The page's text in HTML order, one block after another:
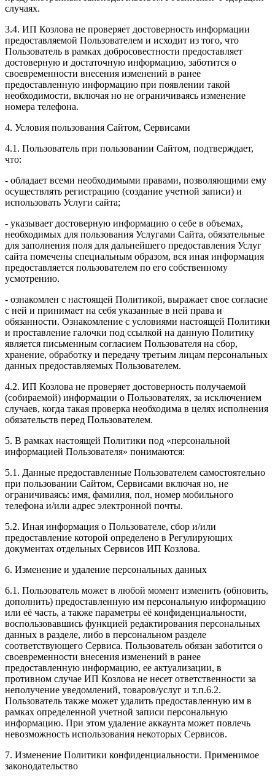
случаях.
3.4. ИП Козлова не проверяет достоверность информации
предоставляемой Пользователем и исходит из того, что
Пользователь в рамках добросовестности предоставляет
достоверную и достаточную информацию, заботится о
своевременности внесения изменений в ранее
предоставленную информацию при появлении такой
необходимости, включая но не ограничиваясь изменение
номера телефона.
4. Условия пользования Сайтом, Сервисами
4.1. Пользователь при пользовании Сайтом, подтверждает,
что:
- обладает всеми необходимыми правами, позволяющими ему
осуществлять регистрацию (создание учетной записи) и
использовать Услуги сайта;
- указывает достоверную информацию о себе в объемах,
необходимых для пользования Услугами Сайта, обязательные
для заполнения поля для дальнейшего предоставления Услуг
сайта помечены специальным образом, вся иная информация
предоставляется пользователем по его собственному
усмотрению.
- ознакомлен с настоящей Политикой, выражает свое согласие
с ней и принимает на себя указанные в ней права и
обязанности. Ознакомление с условиями настоящей Политики
и проставление галочки под ссылкой на данную Политику
является письменным согласием Пользователя на сбор,
хранение, обработку и передачу третьим лицам персональных
данных предоставляемых Пользователем.
4.2. ИП Козлова не проверяет достоверность получаемой
(собираемой) информации о Пользователях, за исключением
случаев, когда такая проверка необходима в целях исполнения
обязательств перед Пользователем.
5. В рамках настоящей Политики под «персональной
информацией Пользователя» понимаются:
5.1. Данные предоставленные Пользователем самостоятельно
при пользовании Сайтом, Сервисами включая но, не
ограничиваясь: имя, фамилия, пол, номер мобильного
телефона и/или адрес электронной почты.
5.2. Иная информация о Пользователе, сбор и/или
предоставление которой определено в Регулирующих
документах отдельных Сервисов ИП Козлова.
6. Изменение и удаление персональных данных
6.1. Пользователь может в любой момент изменить (обновить,
дополнить) предоставленную им персональную информацию
или её часть, а также параметры её конфиденциальности,
воспользовавшись функцией редактирования персональных
данных в разделе, либо в персональном разделе
соответствующего Сервиса. Пользователь обязан заботится о
своевременности внесения изменений в ранее
предоставленную информацию, ее актуализации, в
противном случае ИП Козлова не несет ответственности за
неполучение уведомлений, товаров/услуг и т.п.6.2.
Пользователь также может удалить предоставленную им в
рамках определенной учетной записи персональную
информацию. При этом удаление аккаунта может повлечь
невозможность использования некоторых Сервисов.
7. Изменение Политики конфиденциальности. Применимое
законодательство